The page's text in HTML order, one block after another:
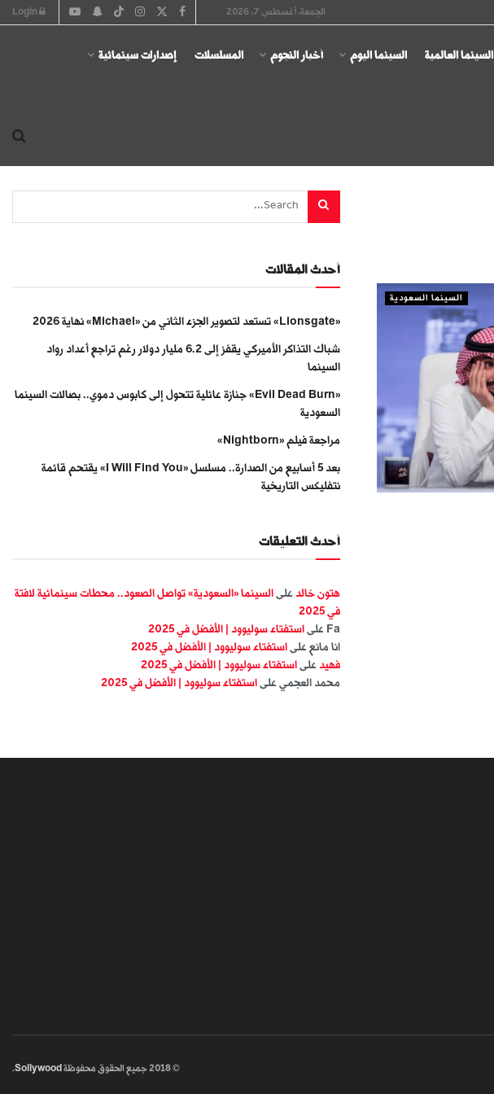
الجمعة, أغسطس 7, 2026
السينما العالمية السينما اليوم أخبار النجوم المسلسلات إصدارات سينمائية
السينما السعودية
أحدث المقالات
«Lionsgate» تستعد لتصوير الجزء الثاني من «Michael» نهاية 2026
شباك التذاكر الأميركي يقفز إلى 6.2 مليار دولار رغم تراجع أعداد رواد
السينما
«Evil Dead Burn» جنازة عائلية تتحول إلى كابوس دموي.. بصالات السينما
السعودية
مراجعة فيلم «Nightborn»
بعد 5 أسابيع من الصدارة.. مسلسل «I Will Find You» يقتحم قائمة
نتفليكس التاريخية
أحدث التعليقات
هتون خالد على السينما «السعودية» تواصل الصعود.. محطات سينمائية لافتة
في 2025
Fa على استفتاء سوليوود | الأفضل في 2025
انا مانع على استفتاء سوليوود | الأفضل في 2025
فهيد على استفتاء سوليوود | الأفضل في 2025
محمد العجمي على استفتاء سوليوود | الأفضل في 2025
© 2018 جميع الحقوق محفوظة Sollywood
.